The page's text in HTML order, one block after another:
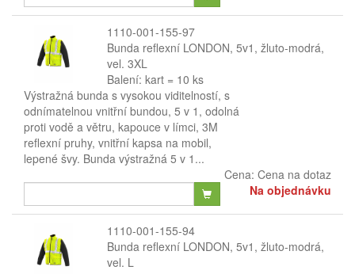
1110-001-155-97
Bunda reflexní LONDON, 5v1, žluto-modrá,
vel. 3XL
Balení: kart = 10 ks
Výstražná bunda s vysokou viditelností, s
odnímatelnou vnitřní bundou, 5 v 1, odolná
proti vodě a větru, kapouce v límci, 3M
reflexní pruhy, vnitřní kapsa na mobil,
lepené švy. Bunda výstražná 5 v 1...
Cena: Cena na dotaz
Na objednávku
1110-001-155-94
Bunda reflexní LONDON, 5v1, žluto-modrá,
vel. L